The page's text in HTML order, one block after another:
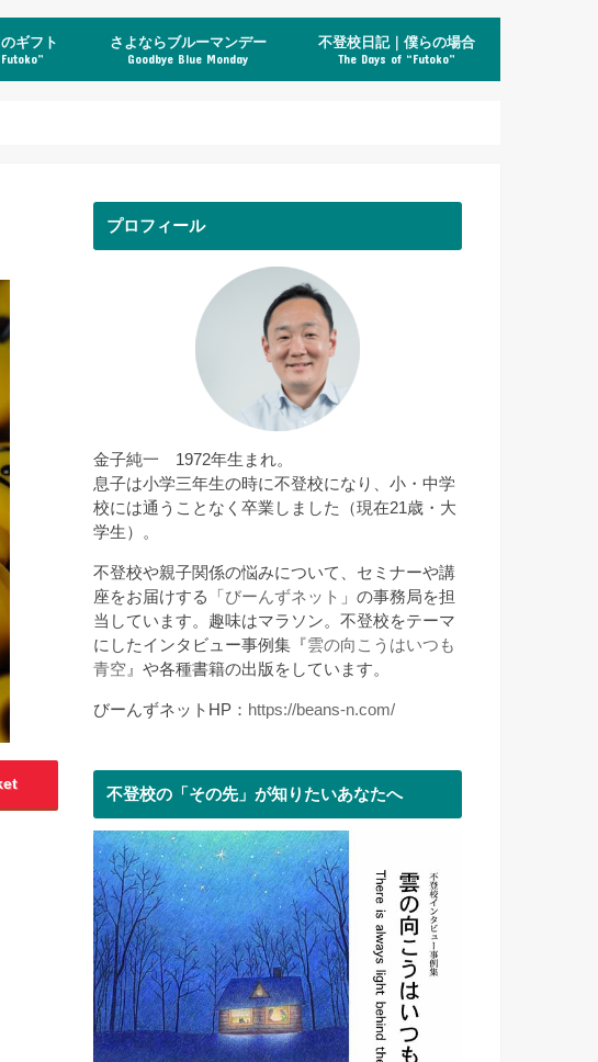
ギフト さよならブルーマンデー
Goodbye Blue Monday
不登校日記｜僕らの場合
The Days of “Futoko”
プロフィール
金子純一 1972年生まれ。
息子は小学三年生の時に不登校になり、小・中学
校には通うことなく卒業しました（現在21歳・大
学生）。
不登校や親子関係の悩みについて、セミナーや講
座をお届けする「 びーんずネット 」の事務局を担
当しています。趣味はマラソン。不登校をテーマ
にしたインタビュー事例集『雲の向こうはいつも
青空 』や各種書籍の出版をしています。
びーんずネットHP： https://beans-n.com/
不登校の「その先」が知りたいあなたへ